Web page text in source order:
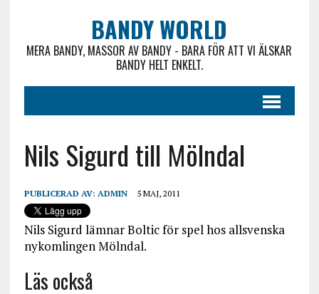
BANDY WORLD
MERA BANDY, MASSOR AV BANDY - BARA FÖR ATT VI ÄLSKAR
BANDY HELT ENKELT.
Nils Sigurd till Mölndal
PUBLICERAD AV: ADMIN 5 MAJ, 2011
Nils Sigurd lämnar Boltic för spel hos allsvenska
nykomlingen Mölndal.
Läs också